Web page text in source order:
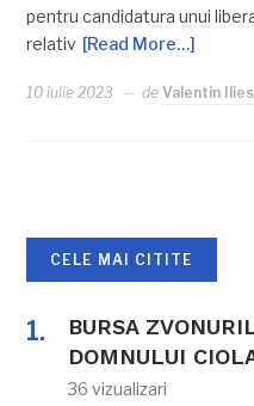
pentru candidatura unui
relativ [Read More…]
10 iulie 2023 deValentin
CELE MAI CITITE
BURSA
DOMNULUI
36 vizualizari